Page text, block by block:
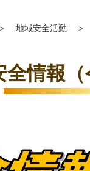
＞ 地域安全活動 ＞
情報（